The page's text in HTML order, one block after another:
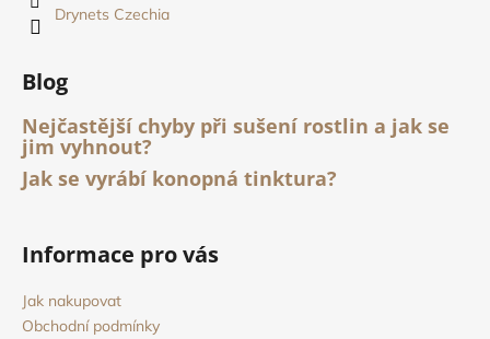
Drynets Czechia
Blog
Nejčastější chyby při sušení rostlin a jak se
jim vyhnout?
Jak se vyrábí konopná tinktura?
Informace pro vás
Jak nakupovat
Obchodní podmínky